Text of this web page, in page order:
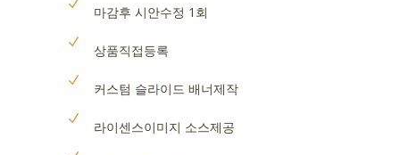
마감후 시안수정 1회
상품직접등록
커스텀 슬라이드 배너제작
라이센스이미지 소스제공